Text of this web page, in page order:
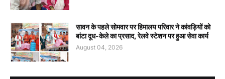
सावन के पहले सोमवार पर हिमालय परिवार ने कांवड़ियों को
बांटा दूध-केले का प्रसाद, रेलवे स्टेशन पर हुआ सेवा कार्य
August 04, 2026